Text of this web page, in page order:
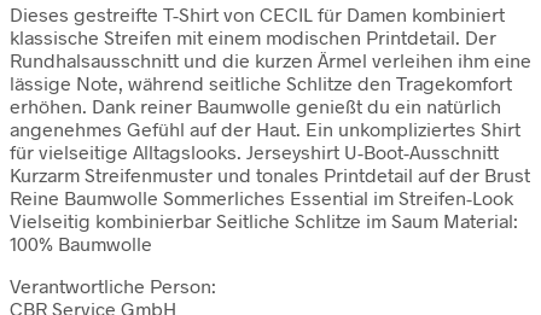
Dieses gestreifte T-Shirt von CECIL für Damen kombiniert
klassische Streifen mit einem modischen Printdetail. Der
Rundhalsausschnitt und die kurzen Ärmel verleihen ihm eine
lässige Note, während seitliche Schlitze den Tragekomfort
erhöhen. Dank reiner Baumwolle genießt du ein natürlich
angenehmes Gefühl auf der Haut. Ein unkompliziertes Shirt
für vielseitige Alltagslooks. Jerseyshirt U-Boot-Ausschnitt
Kurzarm Streifenmuster und tonales Printdetail auf der Brust
Reine Baumwolle Sommerliches Essential im Streifen-Look
Vielseitig kombinierbar Seitliche Schlitze im Saum Material:
100% Baumwolle
Verantwortliche Person:
CBR Service GmbH